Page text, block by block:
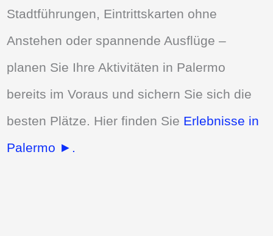
Stadtführungen, Eintrittskarten ohne
Anstehen oder spannende Ausflüge –
planen Sie Ihre Aktivitäten in Palermo
bereits im Voraus und sichern Sie sich die
besten Plätze. Hier finden Sie Erlebnisse in
Palermo ►.